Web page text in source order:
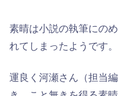
素晴は小説の執筆にの
れてしまったようです。
運良く河瀬さん（担当